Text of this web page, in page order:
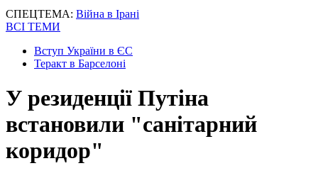
СПЕЦТЕМА: Війна в Ірані
ВСІ ТЕМИ
Вступ України в ЄС
Теракт в Барселоні
У резиденції Путіна
встановили "санітарний
коридор"